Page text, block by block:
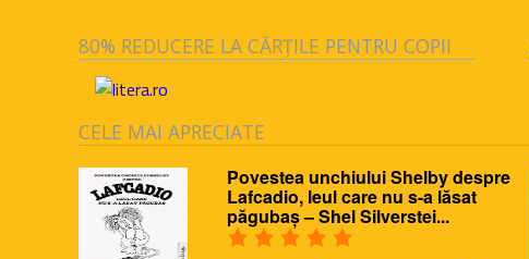
80% REDUCERE LA CĂRȚILE PENTRU COPII
CELE MAI APRECIATE
Povestea unchiului Shelby despre
Lafcadio, leul care nu s-a lăsat
păgubaș – Shel Silverstei...